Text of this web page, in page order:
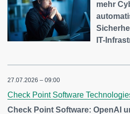
mehr
IT-
27.07.2026 – 09:00
Check Point Software
Check Point Software: OpenAI